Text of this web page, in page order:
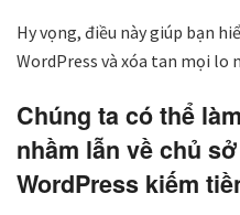
Hy vọng, điều này giúp bạn
WordPress và xóa tan mọi lo
Chúng ta có thể
nhầm lẫn về chủ
WordPress kiếm